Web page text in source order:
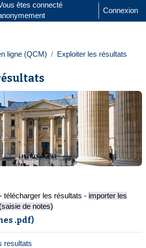
la saisie de recherche
êtes connecté
Connexion
ligne (QCM) Exploiter les résultats
- télécharger les résultats - importer les
de notes)
.pdf)
resultats